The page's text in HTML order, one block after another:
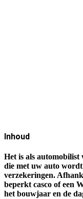
Inhoud
Het is als automobilist
die met uw auto
verzekeringen.
beperkt casco of een
het bouwjaar en de